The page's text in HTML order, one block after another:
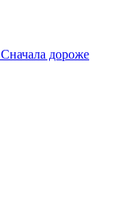
Сначала дороже